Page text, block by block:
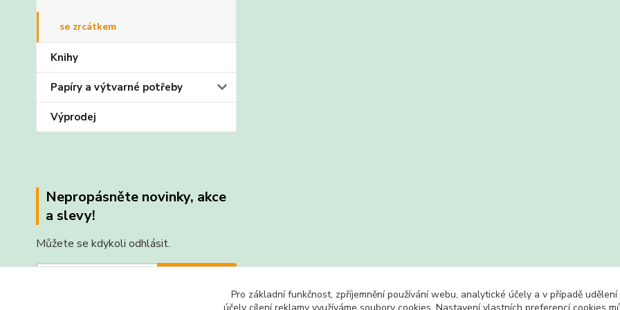
se zrcátkem
Knihy
Papíry a výtvarné potřeby
Výprodej
Nepropásněte novinky, akce
a slevy!
Můžete se kdykoli odhlásit.
za účelem
Pro základní funkčnost, zpříjemnění používání webu, analytické účely a v případě